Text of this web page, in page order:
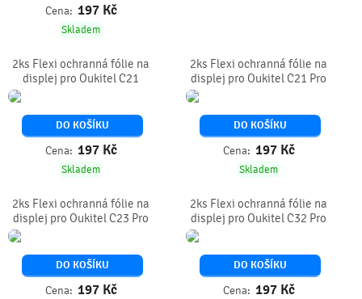
Cena: 197 Kč
Skladem
2ks Flexi ochranná fólie na
displej pro Oukitel C21
DO KOŠÍKU
Cena: 197 Kč
Skladem
2ks Flexi ochranná fólie na
displej pro Oukitel C21 Pro
DO KOŠÍKU
Cena: 197 Kč
Skladem
2ks Flexi ochranná fólie na
displej pro Oukitel C23 Pro
DO KOŠÍKU
Cena: 197 Kč
2ks Flexi ochranná fólie na
displej pro Oukitel C32 Pro
DO KOŠÍKU
Cena: 197 Kč